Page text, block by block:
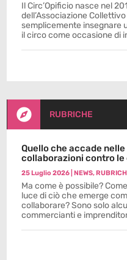
Il Circ’Opificio nasce nel
dell’Associazione
semplicemente insegnare
il circo come occasione di
 RUBRICHE
Quello che accade
collaborazioni contro le
25 Luglio 2026 |NEWS,
Ma come è possibile?
luce di ciò che emerge
collaborare? Sono solo
commercianti e